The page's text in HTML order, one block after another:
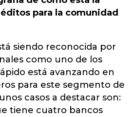
para la comunidad
siendo reconocida por
como uno de los
está avanzando en
para este segmento de
casos a destacar son:
tiene cuatro bancos